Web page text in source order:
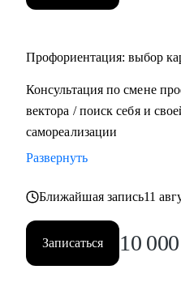
Профориентация: выбор
Консультация по смене
вектора / поиск себя и
самореализации
Развернуть
Ближайшая запись11
Записаться 10 000